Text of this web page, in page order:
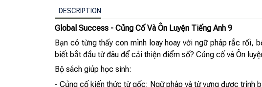
DESCRIPTION
Global Success - Củng Cố Và Ôn Luyện Tiếng Anh 9
Bạn có từng thấy con mình loay hoay với ngữ pháp rắc rối,
biết bắt đầu từ đâu để cải thiện điểm số? Củng cố và Ôn
Bộ sách giúp học sinh:
- Củng cố kiến thức từ gốc: Ngữ pháp và từ vựng được trình